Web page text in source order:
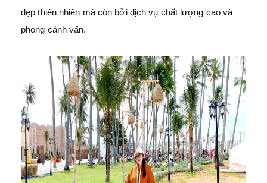
đẹp thiên nhiên mà còn bởi dịch vụ chất lượng cao và
phong cảnh vấn.